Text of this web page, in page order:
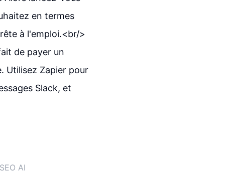
en termes
à l'emploi.<br/>
de payer un
Utilisez Zapier pour
Slack, et
AI